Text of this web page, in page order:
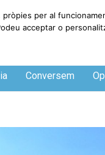
Conversem
per al
acceptar o